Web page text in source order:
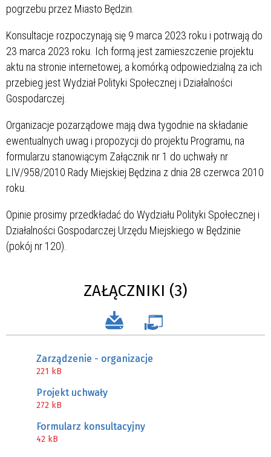
pogrzebu przez Miasto Będzin.
Konsultacje rozpoczynają się 9 marca 2023 roku i potrwają do
23 marca 2023 roku. Ich formą jest zamieszczenie projektu
aktu na stronie internetowej, a komórką odpowiedzialną za ich
przebieg jest Wydział Polityki Społecznej i Działalności
Gospodarczej.
Organizacje pozarządowe mają dwa tygodnie na składanie
ewentualnych uwag i propozycji do projektu Programu, na
formularzu stanowiącym Załącznik nr 1 do uchwały nr
LIV/958/2010 Rady Miejskiej Będzina z dnia 28 czerwca 2010
roku.
Opinie prosimy przedkładać do Wydziału Polityki Społecznej i
Działalności Gospodarczej Urzędu Miejskiego w Będzinie
(pokój nr 120).
ZAŁĄCZNIKI (3)
Zarządzenie - organizacje
221 kB
Projekt uchwały
272 kB
Formularz konsultacyjny
42 kB